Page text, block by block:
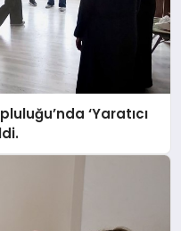
‘Yaratıcı